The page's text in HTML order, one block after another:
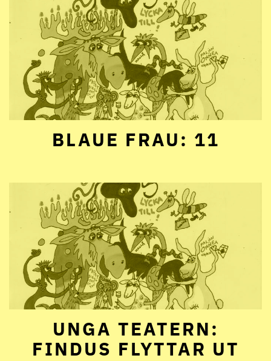
BLAUE FRAU: 11
UNGA TEATERN:
FINDUS FLYTTAR UT